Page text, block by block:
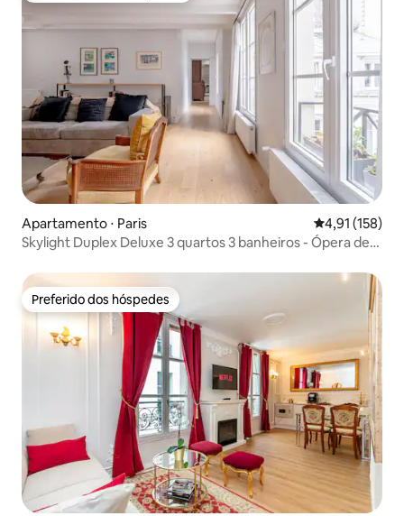
Apartamento ⋅ Paris 4,91 de uma
4,91 (158)
Skylight Duplex Deluxe 3 quartos 3 banheiros - Ópera de
Preferido dos hóspedes
Preferido dos hóspedes